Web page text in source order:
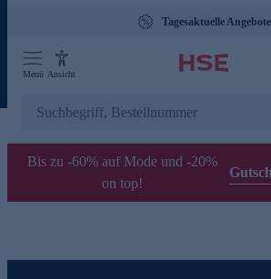
Tagesaktuelle Angebote
Menü Ansicht
Bis zu -60% auf Mode und -20%
on top!